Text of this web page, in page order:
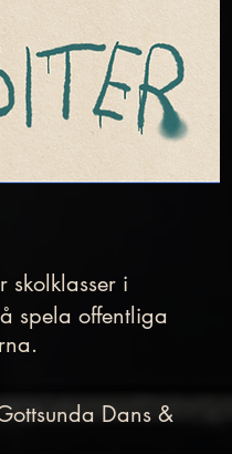
skolklasser i
spela offentliga
Dans &